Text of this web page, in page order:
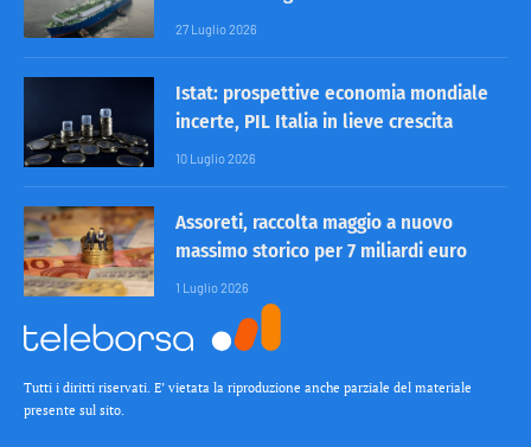
27 Luglio 2026
Istat: prospettive economia mondiale
incerte, PIL Italia in lieve crescita
10 Luglio 2026
Assoreti, raccolta maggio a nuovo
massimo storico per 7 miliardi euro
1 Luglio 2026
Tutti i diritti riservati. E’ vietata la riproduzione anche parziale del materiale
presente sul sito.